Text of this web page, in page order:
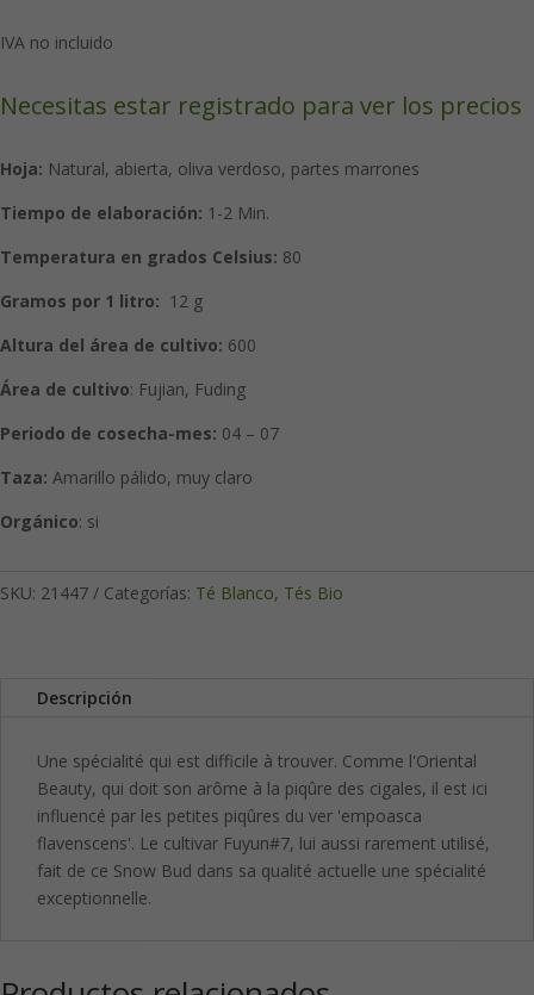
IVA no incluido
Necesitas estar registrado para ver los precios
Hoja: Natural, abierta, oliva verdoso, partes marrones
Tiempo de elaboración: 1-2 Min.
Temperatura en grados Celsius: 80
Gramos por 1 litro: 12 g
Altura del área de cultivo: 600
Área de cultivo: Fujian, Fuding
Periodo de cosecha-mes: 04 – 07
Taza: Amarillo pálido, muy claro
Orgánico: si
SKU: 21447 Categorías: Té Blanco, Tés Bio
Descripción
Une spécialité qui est difficile à trouver. Comme l'Oriental
Beauty, qui doit son arôme à la piqûre des cigales, il est ici
influencé par les petites piqûres du ver 'empoasca
flavenscens'. Le cultivar Fuyun#7, lui aussi rarement utilisé,
fait de ce Snow Bud dans sa qualité actuelle une spécialité
exceptionnelle.